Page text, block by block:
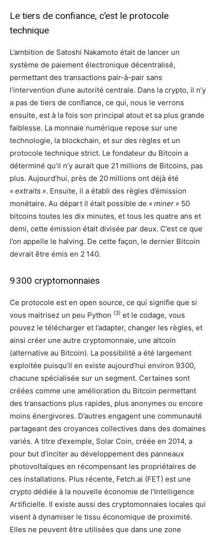
Le tiers de confiance, c’est le protocole
technique
L’ambition de Satoshi Nakamoto était de lancer un
système de paiement électronique décentralisé,
permettant des transactions pair-à-pair sans
l’intervention d’une autorité centrale. Dans la crypto, il n’y
a pas de tiers de confiance, ce qui, nous le verrons
ensuite, est à la fois son principal atout et sa plus grande
faiblesse. La monnaie numérique repose sur une
technologie, la blockchain, et sur des règles et un
protocole technique strict. Le fondateur du Bitcoin a
déterminé qu’il n’y aurait que 21 millions de Bitcoins, pas
plus. Aujourd’hui, près de 20 millions ont déjà été
« extraits ». Ensuite, il a établi des règles d’émission
monétaire. Au départ il était possible de « miner » 50
bitcoins toutes les dix minutes, et tous les quatre ans et
demi, cette émission était divisée par deux. C’est ce que
l’on appelle le halving. De cette façon, le dernier Bitcoin
devrait être émis en 2 140.
9 300 cryptomonnaies
Ce protocole est en open source, ce qui signifie que si
vous maitrisez un peu Python (3) et le codage, vous
pouvez le télécharger et l’adapter, changer les règles, et
ainsi créer une autre cryptomonnaie, une altcoin
(alternative au Bitcoin). La possibilité a été largement
exploitée puisqu’il en existe aujourd’hui environ 9300,
chacune spécialisée sur un segment. Certaines sont
créées comme une amélioration du Bitcoin permettant
des transactions plus rapides, plus anonymes ou encore
moins énergivores. D’autres engagent une communauté
partageant des croyances collectives dans des domaines
variés. A titre d’exemple, Solar Coin, créée en 2014, a
pour but d’inciter au développement des panneaux
photovoltaïques en récompensant les propriétaires de
ces installations. Plus récente, Fetch.ai (FET) est une
crypto dédiée à la nouvelle économie de l’Intelligence
Artificielle. Il existe aussi des cryptomonnaies locales qui
visent à dynamiser le tissu économique de proximité.
Elles ne peuvent être utilisées que dans une zone